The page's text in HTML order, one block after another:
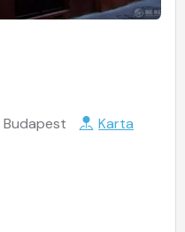
Budapest
Karta